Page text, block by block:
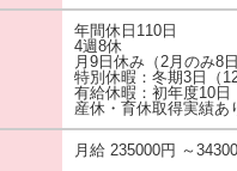
年間休日110日
4週8休
月9日休み（2月のみ8日
特別休暇：冬期3日（
有給休暇：初年度10日
産休・育休取得実績あ
月給 235000円 ～